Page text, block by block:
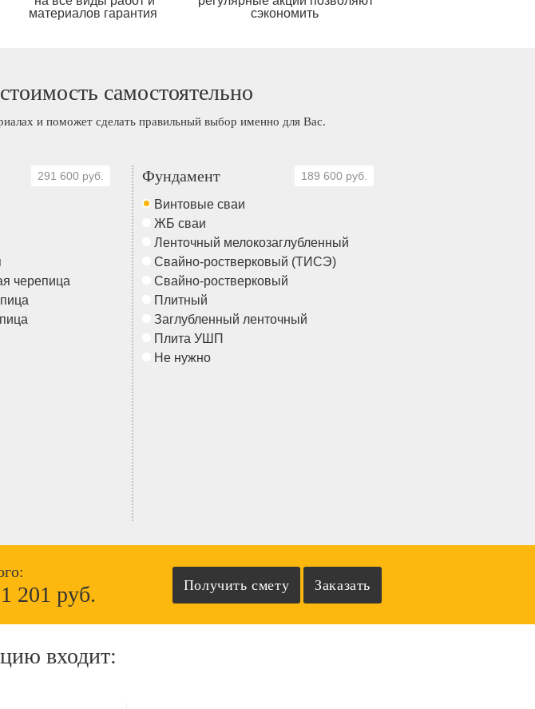
материалов гарантия
сэкономить
самостоятельно
и поможет сделать правильный выбор именно для Вас.
291 600 руб.
черепица
Фундамент 189 600 руб.
Винтовые сваи
ЖБ сваи
Ленточный мелокозаглубленный
Свайно-ростверковый (ТИСЭ)
Свайно-ростверковый
Плитный
Заглубленный ленточный
Плита УШП
Не нужно
201 руб.
входит: